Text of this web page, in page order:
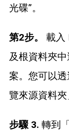
光碟”。
第2步。
載入
及根資料夾
案。您可以
覽來源資料夾
步驟 3. 轉到